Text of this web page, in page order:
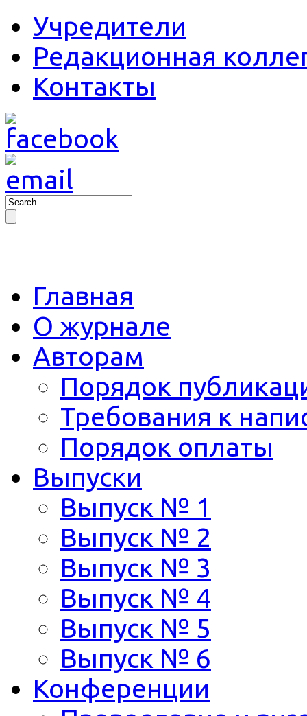
Учредители
Редакционная
Контакты
Главная
О журнале
Авторам
Порядок
Требования к
Порядок оплаты
Выпуски
Выпуск № 1
Выпуск № 2
Выпуск № 3
Выпуск № 4
Выпуск № 5
Выпуск № 6
Конференции